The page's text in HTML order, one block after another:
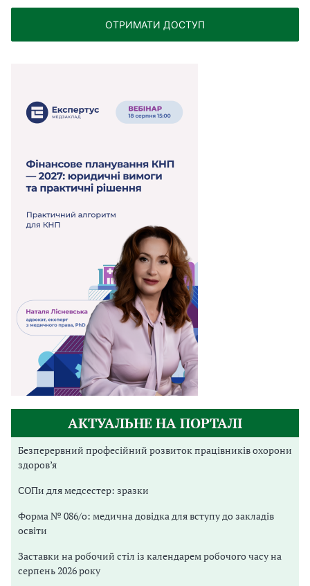
ОТРИМАТИ ДОСТУП
АКТУАЛЬНЕ НА ПОРТАЛІ
Безперервний професійний розвиток працівників охорони
здоров’я
СОПи для медсестер: зразки
Форма № 086/о: медична довідка для вступу до закладів
освіти
Заставки на робочий стіл із календарем робочого часу на
серпень 2026 року